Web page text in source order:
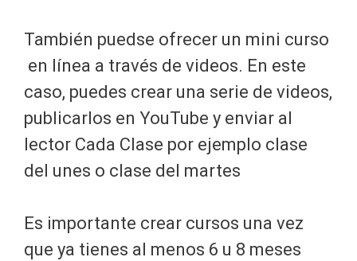
También puedse ofrecer un mini curso
en línea a través de videos. En este
caso, puedes crear una serie de videos,
publicarlos en YouTube y enviar al
lector Cada Clase por ejemplo clase
del unes o clase del martes
Es importante crear cursos una vez
que ya tienes al menos 6 u 8 meses